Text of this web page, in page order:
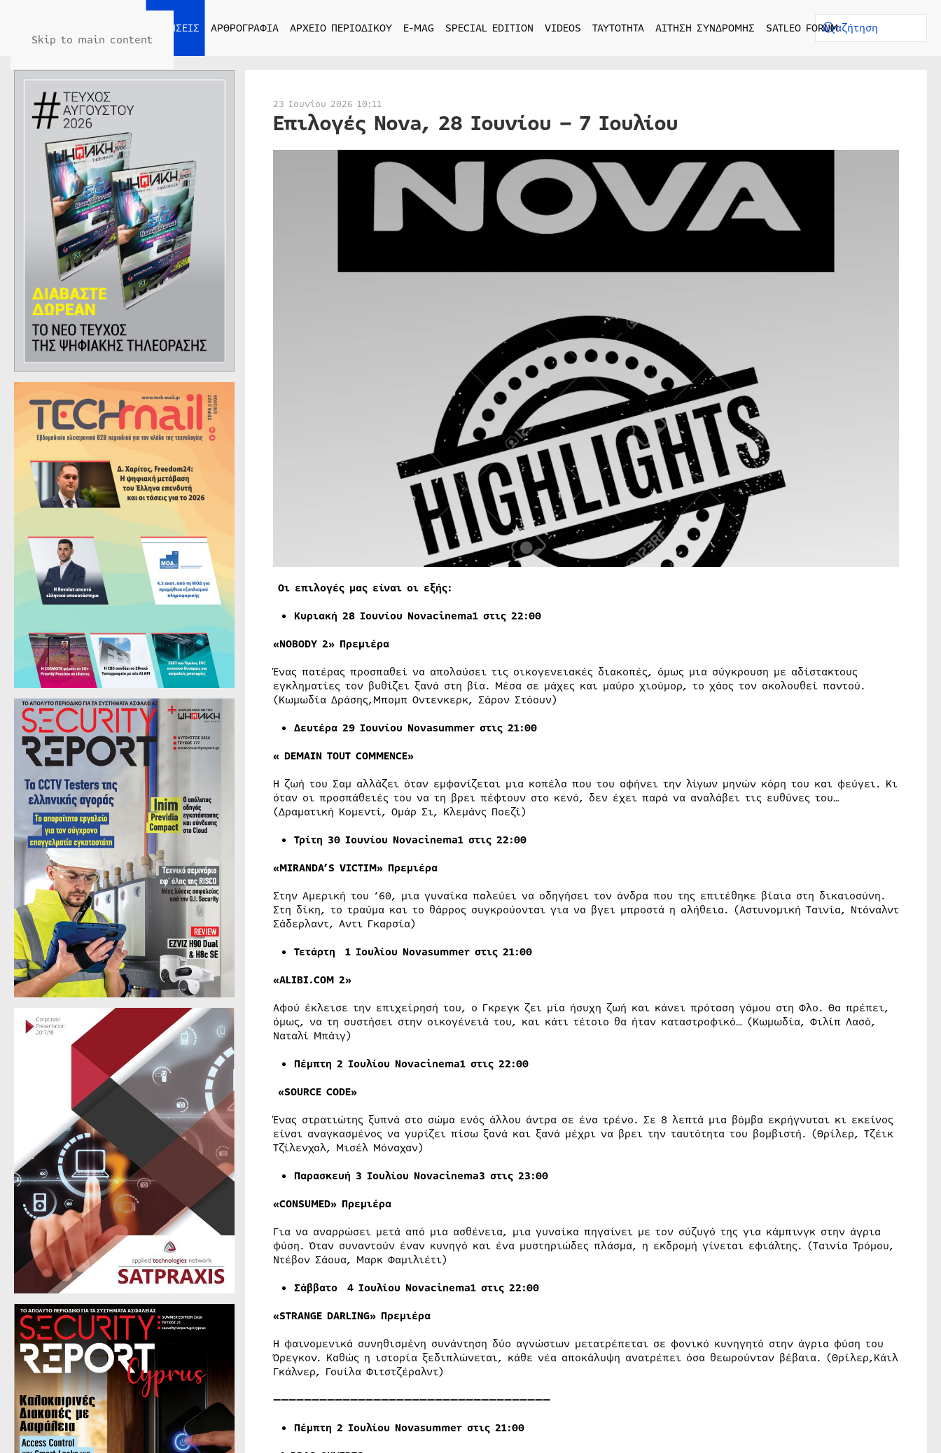
Skip to main content
ΕΙΔΗΣΕΙΣ ΑΡΘΡΟΓΡΑΦΙΑ ΑΡΧΕΙΟ ΠΕΡΙΟΔΙΚΟΥ E-MAG SPECIAL EDITION VIDEOS ΤΑΥΤΟΤΗΤΑ ΑΙΤΗΣΗ ΣΥΝΔΡΟΜΗΣ SATLEO FORUM
23 Ιουνίου 2026 10:11
Επιλογές Nova, 28 Ιουνίου – 7 Ιουλίου
Οι επιλογές μας είναι οι εξής:
Κυριακή 28Ιουνίου Novacinema1 στις 22:00
«NOBODY 2» Πρεμιέρα
Ένας πατέρας προσπαθεί να απολαύσει τις οικογενειακές διακοπές, όμως μια σύγκρουση με αδίστακτους
εγκληματίες τον βυθίζει ξανά στη βία. Μέσα σε μάχες και μαύρο χιούμορ, το χάος τον ακολουθεί παντού.
(Κωμωδία Δράσης,Μπομπ Οντενκερκ, Σάρον Στόουν)
Δευτέρα 29 Ιουνίου Novasummerστις 21:00
« DEMAIN TOUT COMMENCE»
Η ζωή του Σαμ αλλάζει όταν εμφανίζεται μια κοπέλα που του αφήνει την λίγων μηνών κόρη του και φεύγει. Κι
όταν οι προσπάθειές του να τη βρει πέφτουν στο κενό, δεν έχει παρά να αναλάβει τις ευθύνες του…
(Δραματική Κομεντί, Ομάρ Σι, Κλεμάνς Ποεζί)
Τρίτη 30Ιουνίου Novacinema1 στις 22:00
«MIRANDA’S VICTIM» Πρεμιέρα
Στην Αμερική του ‘60, μια γυναίκα παλεύει να οδηγήσει τον άνδρα που της επιτέθηκε βίαια στη δικαιοσύνη.
Στη δίκη, το τραύμα και το θάρρος συγκρούονται για να βγει μπροστά η αλήθεια. (Αστυνομική Ταινία, Ντόναλντ
Σάδερλαντ, Αντι Γκαρσία)
Τετάρτη 1 Ιουλίου Novasummerστις 21:00
«ALIBI.COM 2»
Αφού έκλεισε την επιχείρησή του, ο Γκρεγκ ζει μία ήσυχη ζωή και κάνει πρόταση γάμου στη Φλο. Θα πρέπει,
όμως, να τη συστήσει στην οικογένειά του, και κάτι τέτοιο θα ήταν καταστροφικό… (Κωμωδία, Φιλίπ Λασό,
Ναταλί Μπάιγ)
Πέμπτη 2 Ιουλίου Novacinema1 στις 22:00
«SOURCE CODE»
Ένας στρατιώτης ξυπνά στο σώμα ενός άλλου άντρα σε ένα τρένο. Σε 8 λεπτά μια βόμβα εκρήγνυται κι εκείνος
είναι αναγκασμένος να γυρίζει πίσω ξανά και ξανά μέχρι να βρει την ταυτότητα του βομβιστή. (Θρίλερ, Τζέικ
Τζίλενχαλ, Μισέλ Μόναχαν)
Παρασκευή 3 Ιουλίου Novacinema3 στις 23:00
«CONSUMED» Πρεμιέρα
Για να αναρρώσει μετά από μια ασθένεια, μια γυναίκα πηγαίνει με τον σύζυγό της για κάμπινγκ στην άγρια
φύση. Όταν συναντούν έναν κυνηγό και ένα μυστηριώδες πλάσμα, η εκδρομή γίνεται εφιάλτης. (Ταινία Τρόμου,
Ντέβον Σάουα, Μαρκ Φαμιλιέτι)
Σάββατο 4 Ιουλίου Novacinema1 στις 22:00
«STRANGE DARLING» Πρεμιέρα
Η φαινομενικά συνηθισμένη συνάντηση δύο αγνώστων μετατρέπεται σε φονικό κυνηγητό στην άγρια φύση του
Όρεγκον. Καθώς η ιστορία ξεδιπλώνεται, κάθε νέα αποκάλυψη ανατρέπει όσα θεωρούνταν βέβαια. (Θρίλερ,Κάιλ
Γκάλνερ, Γουίλα Φιτστζέραλντ)
————————————————————————————————————
Πέμπτη 2 Ιουλίου Novasummerστις 21:00